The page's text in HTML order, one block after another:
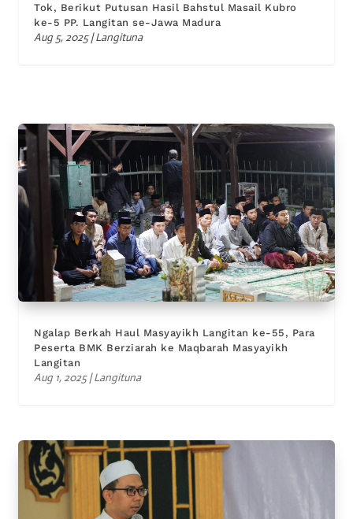
Tok, Berikut Putusan Hasil Bahstul Masail Kubro
ke-5 PP. Langitan se-Jawa Madura
Aug 5, 2025|Langituna
Ngalap Berkah Haul Masyayikh Langitan ke-55, Para
Peserta BMK Berziarah ke Maqbarah Masyayikh
Langitan
Aug 1, 2025|Langituna